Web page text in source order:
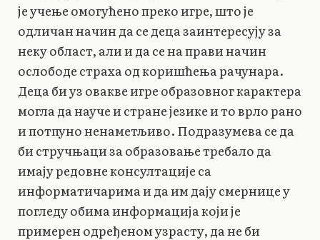
је учење омогућено преко игре, што је
одличан начин да се деца заинтересују за
неку област, али и да се на прави начин
ослободе страха од коришћења рачунара.
Деца би уз овакве игре образовног карактера
могла да науче и стране језике и то врло рано
и потпуно ненаметљиво. Подразумева се да
би стручњаци за образовање требало да
имају редовне консултације са
информатичарима и да им дају смернице у
погледу обима информација који је
примерен одређеном узрасту, да не би